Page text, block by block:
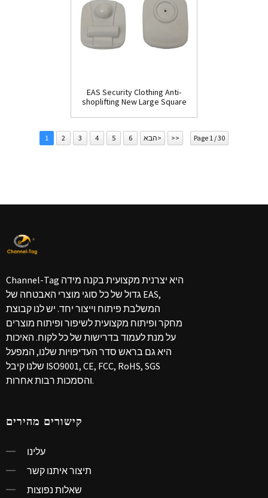
EAS Security Clothing Anti-
shoplifting New Large Square
1 2 3 4 5 6 הבא> >> Page 1 / 30
Channel-Tag היא יצרנית מקצועית בקנה מידה
גדול של כל סוגי מוצרי האבטחה של EAS,
המשלבת פיתוח וייצור יחד. יש לנו קבוצת
מחקר ופיתוח מקצועית לשיפור ופיתוח מוצרים
על מנת לעמוד בדרישות של כל לקוח. האיכות
היא גם בראש סדר העדיפויות שלנו, המפעל
שלנו קיבל ISO9001, CE, FCC, RoHS, SGS
והסמכות רבות אחרות.
קישורים מהירים
עלינו
תיצור איתנו קשר
שאלות נפוצות